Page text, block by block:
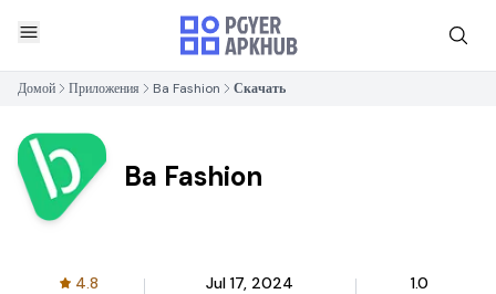
Домой Приложения Ba Fashion Скачать
Ba Fashion
4.8 Jul 17, 2024 1.0